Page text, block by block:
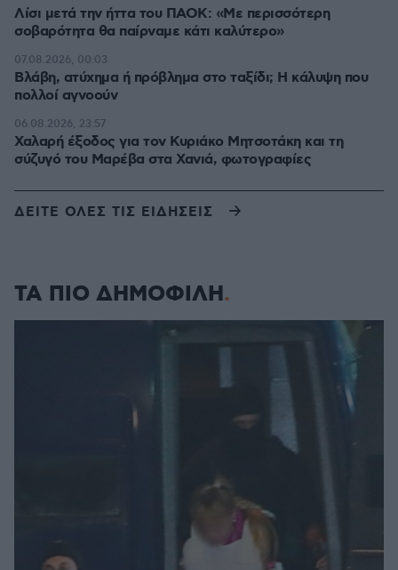
Λίσι μετά την ήττα του ΠΑΟΚ: «Με περισσότερη
σοβαρότητα θα παίρναμε κάτι καλύτερο»
Βλάβη, ατύχημα ή πρόβλημα στο ταξίδι; Η κάλυψη που
πολλοί αγνοούν
07.08.2026, 00:03
Χαλαρή έξοδος για τον Κυριάκο Μητσοτάκη και τη
σύζυγό του Μαρέβα στα Χανιά, φωτογραφίες
06.08.2026, 23:57
ΔΕΙΤΕ ΟΛΕΣ ΤΙΣ ΕΙΔΗΣΕΙΣ
ΤΑ ΠΙΟ ΔΗΜΟΦΙΛΗ